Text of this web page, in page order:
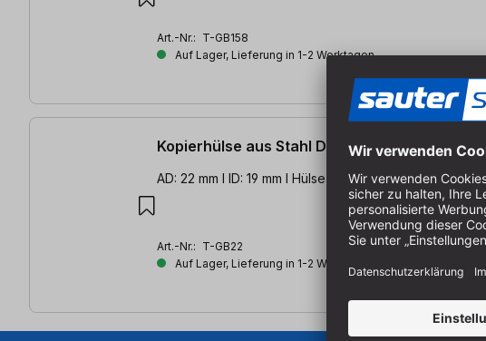
Art.-Nr.: T-GB158
Auf Lager, Lieferung in 1-2 Werktagen
Kopierhülse aus Stahl D 22 mm
AD: 22 mm l ID: 19 mm l Hülse 6 mm
Art.-Nr.: T-GB22
Auf Lager, Lieferung in 1-2 Werktagen